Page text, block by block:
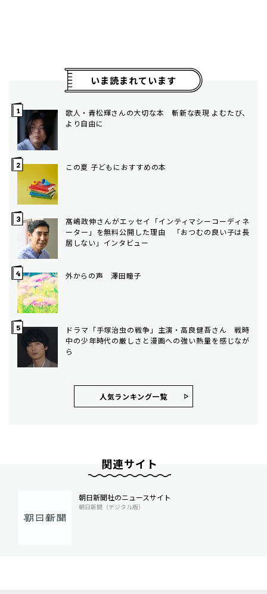
いま読まれています
歌人・青松輝さんの大切な本 斬新な表現 よむたび、
より自由に
この夏 子どもにおすすめの本
髙嶋政伸さんがエッセイ「インティマシーコーディネ
ーター」を無料公開した理由 「おつむの良い子は長
居しない」インタビュー
外からの声 澤田瞳子
ドラマ「手塚治虫の戦争」主演・高良健吾さん 戦時
中の少年時代の厳しさと漫画への強い熱量を感じなが
ら
人気ランキング⼀覧
関連サイト
朝日新聞社のニュースサイト
朝日新聞（デジタル版）